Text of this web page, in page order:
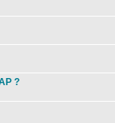
?